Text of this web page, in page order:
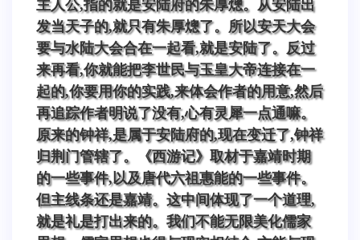
主人公,指的就是安陆府的朱厚熜。从安陆出
发当天子的,就只有朱厚熜了。所以安天大会
要与水陆大会合在一起看,就是安陆了。反过
来再看,你就能把李世民与玉皇大帝连接在一
起的,你要用你的实践,来体会作者的用意,然后
再追踪作者明说了没有,心有灵犀一点通嘛。
原来的钟祥,是属于安陆府的,现在变迁了,钟祥
归荆门管辖了。《西游记》取材于嘉靖时期
的一些事件,以及唐代六祖惠能的一些事件。
但主线条还是嘉靖。这中间体现了一个道理,
就是礼是打出来的。我们不能无限美化儒家